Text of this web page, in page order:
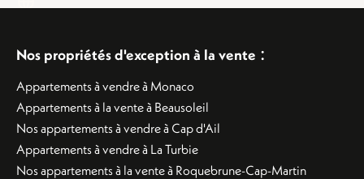
Nos propriétés d'exception à la vente :
Appartements à vendre à Monaco
Appartements à la vente à Beausoleil
Nos appartements à vendre à Cap d'Ail
Appartements à vendre à La Turbie
Nos appartements à la vente à Roquebrune-Cap-Martin